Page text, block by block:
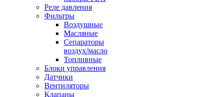
Реле давления
Фильтры
Воздушные
Масляные
Сепараторы
воздух/масло
Топливные
Блоки управления
Датчики
Вентиляторы
Клапаны